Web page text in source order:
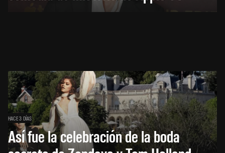
HACE 3 DÍAS
Así fue la celebración de la boda